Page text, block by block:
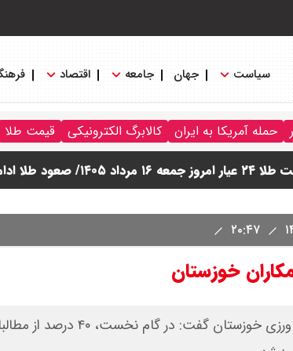
سیاست جهان جامعه اقتصاد
حمله آمریکا به ایران کالابرگ الکترونیکی قیمت طلا
عراق امروز جمعه ۱۶ مرداد ۱۴۰۵ اعلام شد + جدول
امامی امروز جمعه ۱۶ مرداد ۱۴۰۵ اعلام شد/ کاهش قیمت سکه
۱۶ مرداد ۱۴۰۵/ صعود طلا ادامه‌دار شد
جمعه ۱۶ مرداد ۱۴۰۵ / نفت صعودی شد + جدول
خوزستان
رئیس سازمان جهاد